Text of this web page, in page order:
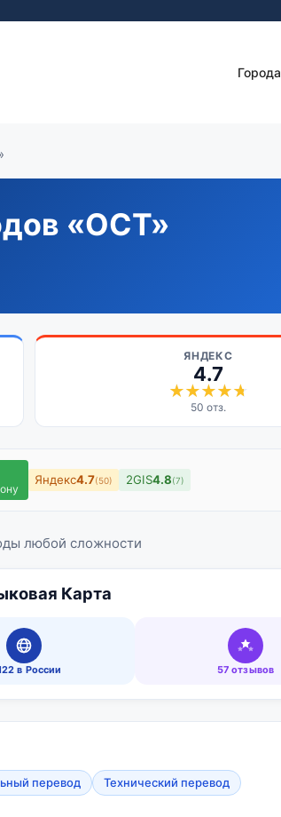
Города
«ОСТ»
ЯНДЕКС
4.7
50 отз.
Яндекс4.7(50) 2GIS4.8(7)
любой сложности
Карта
в России 57 отзывов
перевод
Технический перевод